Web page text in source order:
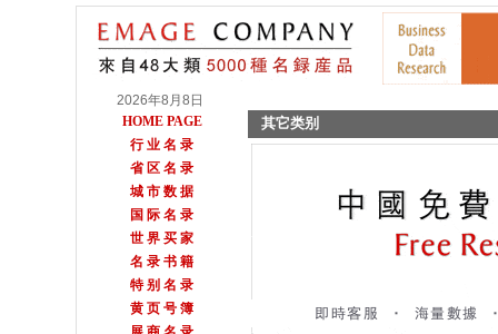
2026年8月8日
HOME PAGE
行 业 名 录
省 区 名 录
城 市 数 据
国 际 名 录
世 界 买 家
名 录 书 籍
特 别 名 录
黄 页 号 簿
其它类别